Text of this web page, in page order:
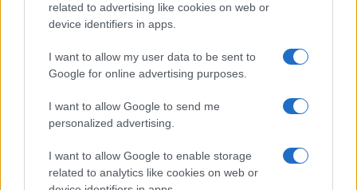
related to advertising like cookies on web or
device identifiers in apps.
I want to allow my user data to be sent to
Google for online advertising purposes.
I want to allow Google to send me
personalized advertising.
I want to allow Google to enable storage
related to analytics like cookies on web or
F
a
ce
b
o
o
k
T
w
it
te
r
Pi
n
te
re
st
W
h
at
s
A
p
p
S
h
a
re
Articolo precedente
NOTIZIE RECENTI